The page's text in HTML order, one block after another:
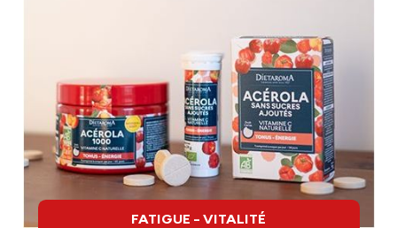
FATIGUE - VITALITÉ